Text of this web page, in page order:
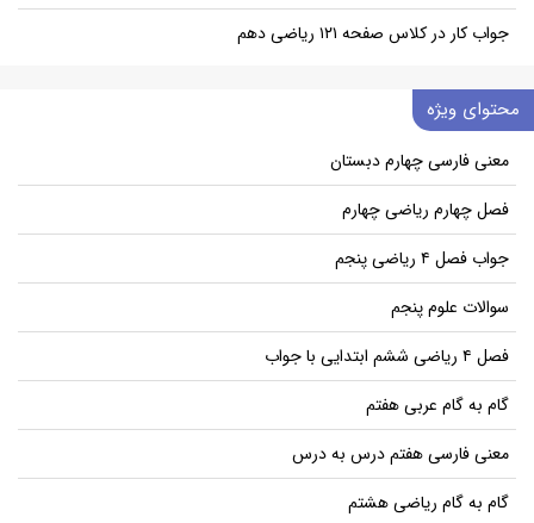
جواب کار در کلاس صفحه ۱۲۱ ریاضی دهم
محتوای ویژه
معنی فارسی چهارم دبستان
فصل چهارم ریاضی چهارم
جواب فصل ۴ ریاضی پنجم
سوالات علوم پنجم
فصل ۴ ریاضی ششم ابتدایی با جواب
گام به گام عربی هفتم
معنی فارسی هفتم درس به درس
گام به گام ریاضی هشتم